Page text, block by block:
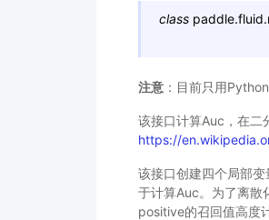
class
注意 ：目前只用
该接口计算Auc，在
https://
该接口创建四个局部
于计算Auc。为了离散
positive的召回值高度